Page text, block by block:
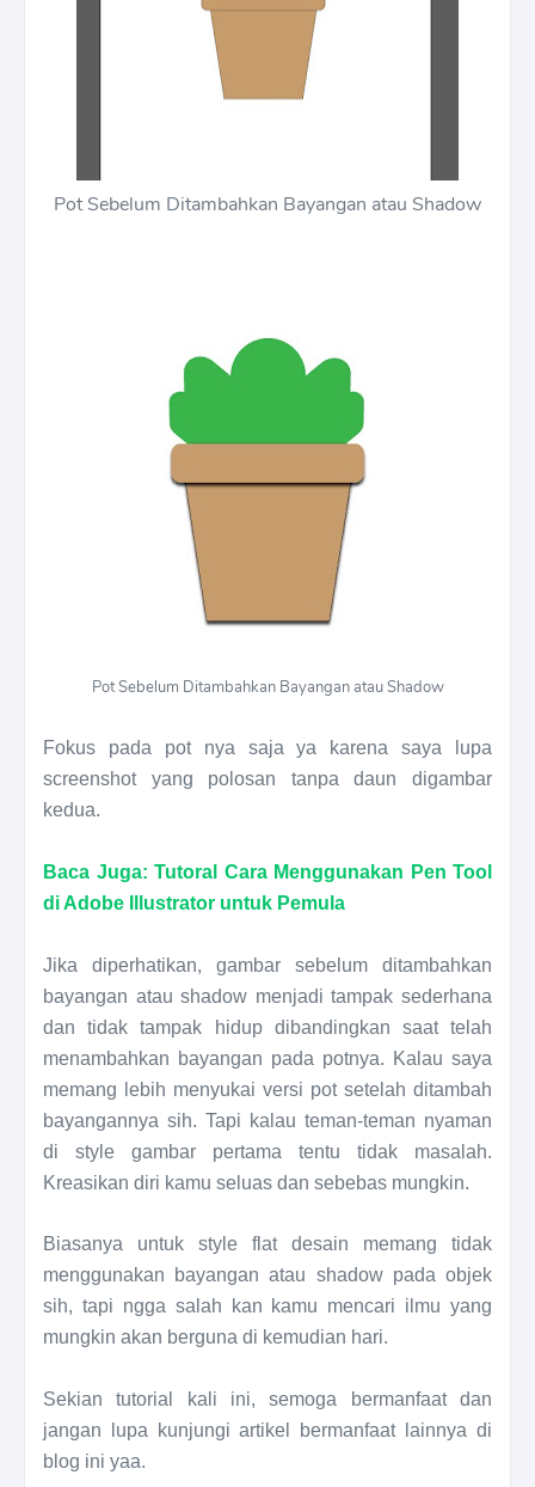
Pot Sebelum Ditambahkan Bayangan atau Shadow
Pot Sebelum Ditambahkan Bayangan atau Shadow
Fokus pada pot nya saja ya karena saya lupa
screenshot yang polosan tanpa daun digambar
kedua.
Baca Juga: Tutoral Cara Menggunakan Pen Tool
di Adobe Illustrator untuk Pemula
Jika diperhatikan, gambar sebelum ditambahkan
bayangan atau shadow menjadi tampak sederhana
dan tidak tampak hidup dibandingkan saat telah
menambahkan bayangan pada potnya. Kalau saya
memang lebih menyukai versi pot setelah ditambah
bayangannya sih. Tapi kalau teman-teman nyaman
di style gambar pertama tentu tidak masalah.
Kreasikan diri kamu seluas dan sebebas mungkin.
Biasanya untuk style flat desain memang tidak
menggunakan bayangan atau shadow pada objek
sih, tapi ngga salah kan kamu mencari ilmu yang
mungkin akan berguna di kemudian hari.
Sekian tutorial kali ini, semoga bermanfaat dan
jangan lupa kunjungi artikel bermanfaat lainnya di
blog ini yaa.